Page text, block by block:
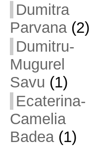
Dumitra
Parvana(2)
Dumitru-
Mugurel
Savu (1)
Ecaterina-
Camelia
Badea(1)